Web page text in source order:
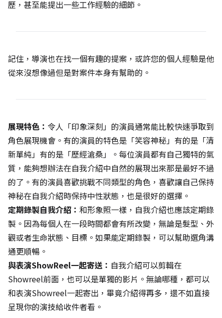
歷，甚至能提出一些工作經驗的細節。
記住，導演也在找一個有趣的提案，或許您的個人經驗是他
從來沒想像過但是對案件本身有幫助的。
展現特色： 令人「印象深刻」的演員通常能比較快速爭取到
角色展現機會。有的演員的特色是「笑容神秘」有的是「清
新單純」有的是「歷經滄桑」。每位演員都有自己獨特的氣
質，能夠想辦法在自我介紹中自然的展現出來那是最好不過
的了。有的演員喜歡挑戰不同類型的角色，喜歡讓自己保持
神秘在自我介紹時保持中性狀態，也是很好的選擇。
定期錄製自我介紹： 和形象照一樣，自我介紹也應該定期錄
製。因為每個人在一段時間都會有所改變，無論是髮型、外
觀或者生命狀態、目標。如果能定期錄製，可以幫助選角溝
通更順暢。
與表演ShowReel一起寄送： 自我介紹可以剪輯在
Showreel前面，也可以是單獨的影片。無論哪種，都可以
和表演Showreel一起寄出，畢竟介紹得再多，還不如直接
呈現你的演技給收件者看。